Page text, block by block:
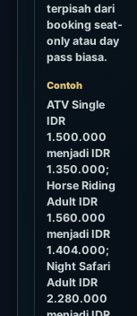
terpisah dari
booking seat-
only atau day
pass biasa.
Contoh
ATV Single
IDR
1.500.000
menjadi IDR
1.350.000;
Horse Riding
Adult IDR
1.560.000
menjadi IDR
1.404.000;
Night Safari
Adult IDR
2.280.000